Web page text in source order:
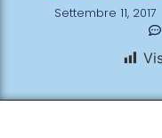
Settembre 11, 2017